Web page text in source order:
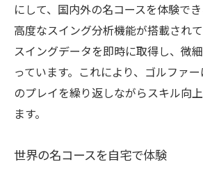
にして、国内外の名コースを体験でき
高度なスイング分析機能が搭載され
スイングデータを即時に取得し、微
っています。これにより、ゴルファ
のプレイを繰り返しながらスキル向
ます。
世界の名コースを自宅で体験